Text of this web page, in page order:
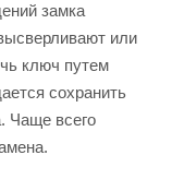
замка
или
ключ путем
сохранить
Чаще всего